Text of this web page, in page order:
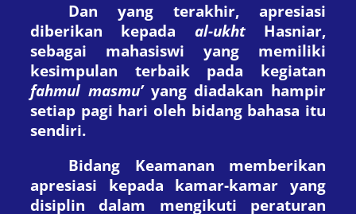
Dan yang terakhir, apresiasi
diberikan kepada al-ukhtHasniar,
sebagai mahasiswi yang memiliki
kesimpulan terbaik pada kegiatan
fahmul masmu’yang diadakan hampir
setiap pagi hari oleh bidang bahasa itu
sendiri.
Bidang Keamanan memberikan
apresiasi kepada kamar-kamar yang
disiplin dalam mengikuti peraturan